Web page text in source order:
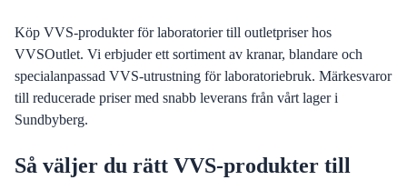
Köp VVS-produkter för laboratorier till outletpriser hos
VVSOutlet. Vi erbjuder ett sortiment av kranar, blandare och
specialanpassad VVS-utrustning för laboratoriebruk. Märkesvaror
till reducerade priser med snabb leverans från vårt lager i
Sundbyberg.
Så väljer du rätt VVS-produkter till